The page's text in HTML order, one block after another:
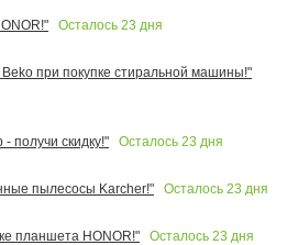
Осталось 23 дня
при покупке стиральной машины!"
получи скидку!"
Осталось 23 дня
пылесосы Karcher!"
Осталось 23 дня
планшета HONOR!"
Осталось 23 дня